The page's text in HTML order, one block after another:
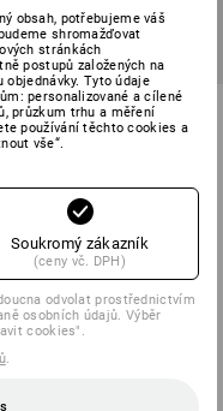
sandály e.s.
x12
349,82 Kč
DPH) od 10 pár
položek.
obsah, potřebujeme váš
shromažďovat
stránkách
postupů založených na
Tyto údaje
personalizované a cílené
průzkum trhu a měření
používání těchto cookies a
vše“.
Soukromý zákazník
(ceny vč. DPH)
odvolat prostřednictvím
osobních údajů. Výběr
cookies".
.